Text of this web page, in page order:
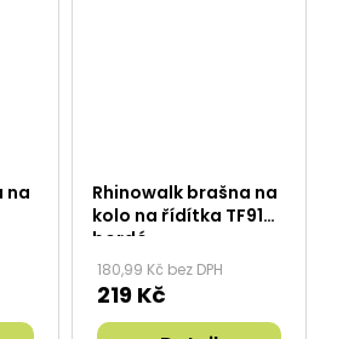
na
Rhinowalk brašna na
kolo na řídítka TF910
bordó
180,99 Kč bez DPH
219 Kč